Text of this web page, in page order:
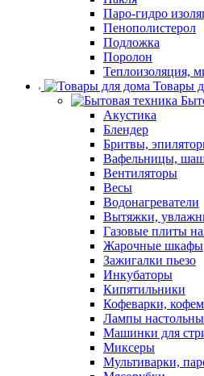
Паро-гидро
Пенополистерол
Подложка
Поролон
Теплоизоляция,
Товары
Акустика
Блендер
Бритвы,
Вафельницы,
Вентиляторы
Весы
Водонагреватели
Вытяжки,
Газовые плиты
Жарочные шкафы
Зажигалки пьезо
Инкубаторы
Кипятильники
Кофеварки,
Лампы
Машинки для
Миксеры
Мультиварки,